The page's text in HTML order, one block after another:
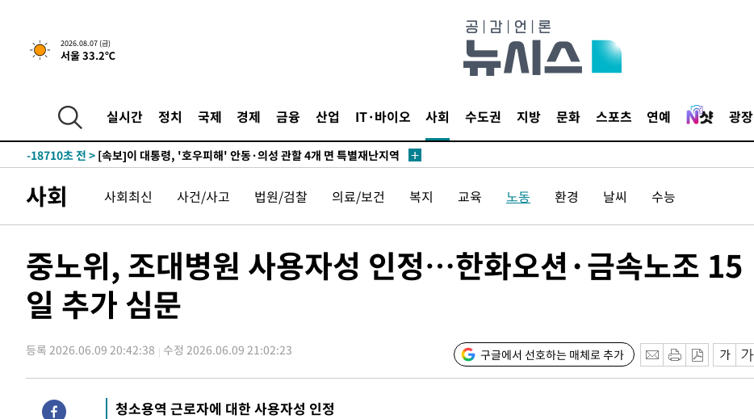
2026.08.07 (금)
서울 33.2℃
실시간 정치 국제 경제 금융 산업 IT·바이오 사회 수도권 지방 문화 스포츠 연예 광장
-32230초 전 >[속보] 미 사업체, 일자리 7월에 2.3만 개 줄어…실업률은 4.1%로
운드는 임시"
-18746초 전 >
"낮 기온 소폭 하락"…수도권 폭염중대경보, 폭염경보로 하향
선포
-18673초 전 > [단독]중수청 지원 검사들, 정원 초과 시 낮은 계급 임용…희망지 못
-14950초 전 >
SK하이닉스, 용인·청주 팹에 54조 투자…"AI 메모리 수요 선제 대
응"
-11806초 전 >여자배구 이재영·이다영 자매, 아제르바이잔 투란VC 입단
외국인 심판 성 접대 7경기 들여다보니…한국 축구 '5승 2무'
-10793초 전 >[속보]코스닥, 2.86포인트(0.36%) 내린 798.81마감
-10746초 전 >[속보]코스피, 6200선 약보합…0.60% 내린 6258.77에 마쳐
-10726초 전 >[속보]원·달러 환율, 7.7원 내린 1416.1원 마감
[속보]종합특검, '계엄 수용공간 확보' 신용해 前교정본부장 기소
-6578초 전 >외신들도 주목한 韓축구 파문…"국민적 공분에 수사 재개"
-6549초 전 >
11시간 압수수색에 성접대 파문까지…'쑥대밭' 된 축구협회
사회 사회최신 사건/사고 법원/검찰 의료/보건 복지 교육 노동 환경 날씨 수능
중노위, 조대병원 사용자성 인정…한화오션·금속노조 15
일 추가 심문
등록 2026.06.09 20:42:38 수정 2026.06.09 21:02:23 구글에서 선호하는 매체로 추가
청소용역 근로자에 대한 사용자성 인정